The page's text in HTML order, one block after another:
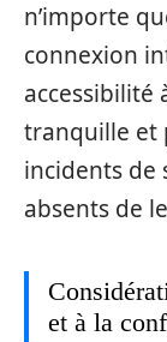
n’importe
connexion
accessibilité
tranquille et
incidents de
absents de
et à la